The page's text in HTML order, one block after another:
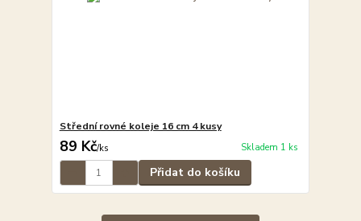
Střední rovné koleje 16 cm 4 kusy
89 Kč/ks Skladem 1 ks
Přidat do košíku